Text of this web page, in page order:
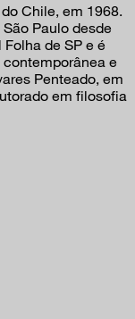
Chile, em 1968.
Paulo desde
de SP e é
e
Penteado, em
em filosofia